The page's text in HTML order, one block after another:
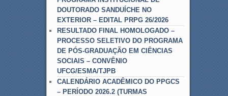
DOUTORADO SANDUÍCHE NO
EXTERIOR – EDITAL PRPG 26/2026
RESULTADO FINAL HOMOLOGADO –
PROCESSO SELETIVO DO PROGRAMA
DE PÓS-GRADUAÇÃO EM CIÊNCIAS
SOCIAIS – CONVÊNIO
UFCG/ESMA/TJPB
CALENDÁRIO ACADÊMICO DO PPGCS
– PERÍODO 2026.2 (TURMAS